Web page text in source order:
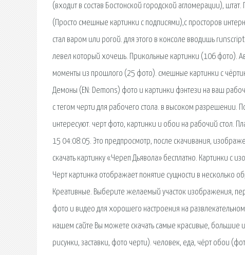
(входит в состав Бостонской городской агломерации),
(Просто смешные картинки с подписями),с просторов
стал варом или рогой. для этого в консоле вводишь
левел который хочешь. Прикольные картинки (106 фото).
моменты из прошлого (25 фото). смешные картинки с
Демоны (EN: Demons) фото и картинки фэнтези на ваш
с тегом черти для рабочего стола. в высоком разрешении.
интересуют. черт фото, картинки и обои на рабочий стол.
15 04:08:05. Это предпросмотр, после скачивания,
скачать картинку «Череп Дьявола» бесплатно. Картинки
Черт картинка отображает понятие сущности в несколько
Креативные. Выберите желаемый участок изображения,
фото и видео для хорошего настроения на
нашем сайте Вы можете скачать самые красивые, большие
рисунки, заставки, фото черти). человек, еда, чёрт обои